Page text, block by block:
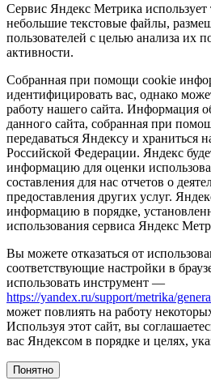
Сервис Яндекс Метрика
небольшие текстовые файлы,
пользователей с целью анализа их
активности.
Собранная при помощи cookie
идентифицировать вас, однако
работу нашего сайта. Информация
данного сайта, собранная при
передаваться Яндексу и храниться
Российской Федерации. Яндекс
информацию для оценки
составления для нас отчетов о
предоставления других услуг.
информацию в порядке,
использования сервиса Яндекс
Вы можете отказаться от
соответствующие настройки в
использовать инструмент —
https://yandex.ru/support/metrika/
может повлиять на работу
Используя этот сайт, вы
вас Яндексом в порядке и целях,
Понятно